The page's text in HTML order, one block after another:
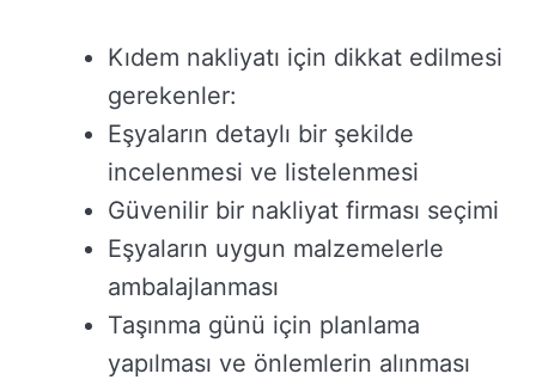
Kıdem nakliyatı için dikkat edilmesi
gerekenler:
Eşyaların detaylı bir şekilde
incelenmesi ve listelenmesi
Güvenilir bir nakliyat firması seçimi
Eşyaların uygun malzemelerle
ambalajlanması
Taşınma günü için planlama
yapılması ve önlemlerin alınması